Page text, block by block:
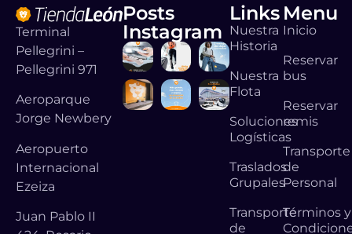
Terminal
Pellegrini –
Pellegrini 971
Aeroparque
Jorge Newbery
Aeropuerto
Internacional
Ezeiza
Juan Pablo II
Links
Nuestra
Historia
Nuestra
Flota
Soluciones
Logísticas
Traslados
Grupales
Transporte
de
Menu
Inicio
Reservar
bus
Reservar
remis
Transporte
de
Personal
Términos y
Posts
Instagram